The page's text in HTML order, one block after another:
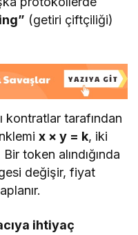
(getiri çiftçiliği)
kontratlar tarafından
x × y = k, iki
token alındığında
değişir, fiyat
ihtiyaç